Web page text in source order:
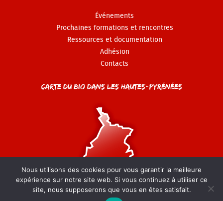
Événements
Prochaines formations et rencontres
Ressources et documentation
Adhésion
Contacts
Carte du Bio dans les Hautes-Pyrénées
© GAB 65 - 2022-2026 - Mentions légales -Politique de
Nous utilisons des cookies pour vous garantir la meilleure
expérience sur notre site web. Si vous continuez à utiliser ce
site, nous supposerons que vous en êtes satisfait.